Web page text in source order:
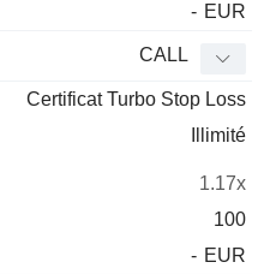
- EUR
CALL
Certificat Turbo Stop Loss
Illimité
1.17x
100
- EUR